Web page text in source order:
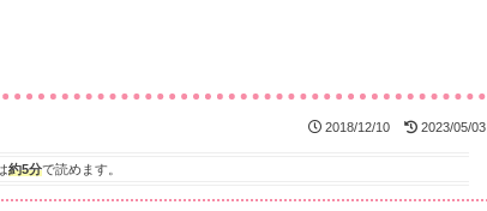
2018/12/10 2023/05/03
約5分で読めます。